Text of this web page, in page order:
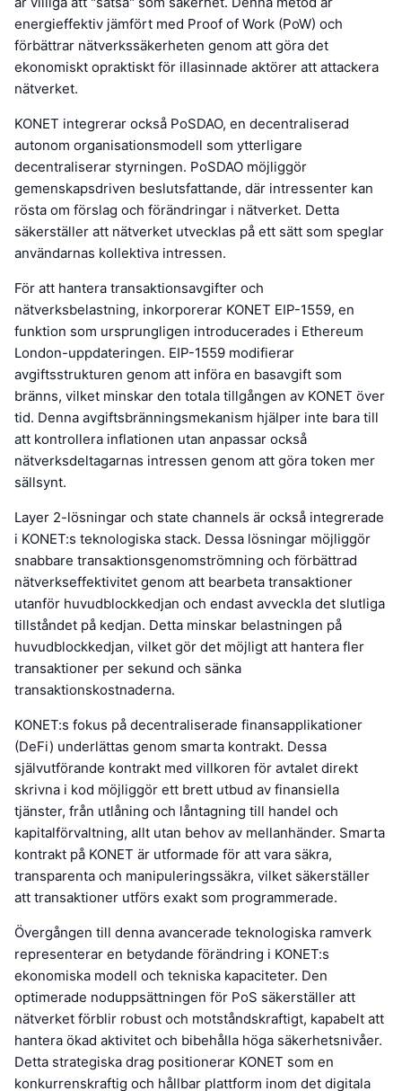
energieffektiv jämfört med Proof of Work (PoW) och
förbättrar nätverkssäkerheten genom att göra det
ekonomiskt opraktiskt för illasinnade aktörer att attackera
nätverket.
KONET integrerar också PoSDAO, en decentraliserad
autonom organisationsmodell som ytterligare
decentraliserar styrningen. PoSDAO möjliggör
gemenskapsdriven beslutsfattande, där intressenter kan
rösta om förslag och förändringar i nätverket. Detta
säkerställer att nätverket utvecklas på ett sätt som speglar
användarnas kollektiva intressen.
För att hantera transaktionsavgifter och
nätverksbelastning, inkorporerar KONET EIP-1559, en
funktion som ursprungligen introducerades i Ethereum
London-uppdateringen. EIP-1559 modifierar
avgiftsstrukturen genom att införa en basavgift som
bränns, vilket minskar den totala tillgången av KONET över
tid. Denna avgiftsbränningsmekanism hjälper inte bara till
att kontrollera inflationen utan anpassar också
nätverksdeltagarnas intressen genom att göra token mer
sällsynt.
Layer 2-lösningar och state channels är också integrerade
i KONET:s teknologiska stack. Dessa lösningar möjliggör
snabbare transaktionsgenomströmning och förbättrad
nätverkseffektivitet genom att bearbeta transaktioner
utanför huvudblockkedjan och endast avveckla det slutliga
tillståndet på kedjan. Detta minskar belastningen på
huvudblockkedjan, vilket gör det möjligt att hantera fler
transaktioner per sekund och sänka
transaktionskostnaderna.
KONET:s fokus på decentraliserade finansapplikationer
(DeFi) underlättas genom smarta kontrakt. Dessa
självutförande kontrakt med villkoren för avtalet direkt
skrivna i kod möjliggör ett brett utbud av finansiella
tjänster, från utlåning och låntagning till handel och
kapitalförvaltning, allt utan behov av mellanhänder. Smarta
kontrakt på KONET är utformade för att vara säkra,
transparenta och manipuleringssäkra, vilket säkerställer
att transaktioner utförs exakt som programmerade.
Övergången till denna avancerade teknologiska ramverk
representerar en betydande förändring i KONET:s
ekonomiska modell och tekniska kapaciteter. Den
optimerade noduppsättningen för PoS säkerställer att
nätverket förblir robust och motståndskraftigt, kapabelt att
hantera ökad aktivitet och bibehålla höga säkerhetsnivåer.
Detta strategiska drag positionerar KONET som en
konkurrenskraftig och hållbar plattform inom det digitala